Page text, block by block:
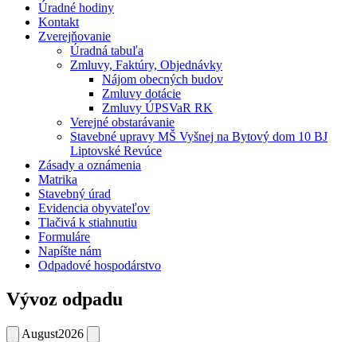
Úradné hodiny
Kontakt
Zverejňovanie
Úradná tabuľa
Zmluvy, Faktúry, Objednávky
Nájom obecných budov
Zmluvy dotácie
Zmluvy ÚPSVaR RK
Verejné obstarávanie
Stavebné upravy MŠ Vyšnej na Bytový dom 10 BJ
Liptovské Revúce
Zásady a oznámenia
Matrika
Stavebný úrad
Evidencia obyvateľov
Tlačivá k stiahnutiu
Formuláre
Napíšte nám
Odpadové hospodárstvo
Vývoz odpadu
August2026